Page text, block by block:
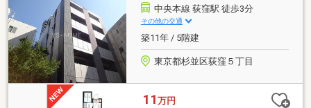
中央本線 荻窪駅 徒歩3分
その他の交通
築11年 / 5階建
東京都杉並区荻窪５丁目
11 万円